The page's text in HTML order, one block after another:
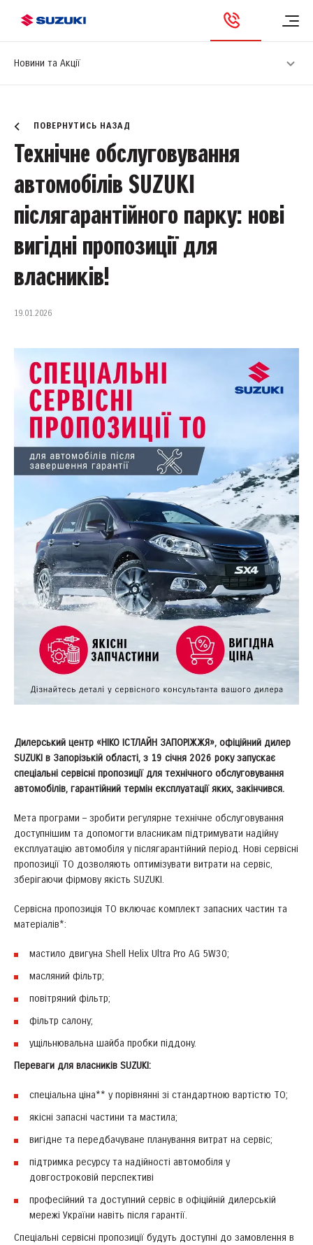
Новини та Акції
ПОВЕРНУТИСЬ НАЗАД
Технічне обслуговування
автомобілів SUZUKI
післягарантійного парку: нові
вигідні пропозиції для
власників!
19.01.2026
Дилерський центр «НІКО ІСТЛАЙН ЗАПОРІЖЖЯ», офіційний дилер
SUZUKI в Запорізькій області, з 19 січня 2026 року запускає
спеціальні сервісні пропозиції для технічного обслуговування
автомобілів, гарантійний термін експлуатації яких, закінчився.
Мета програми – зробити регулярне технічне обслуговування
доступнішим та допомогти власникам підтримувати надійну
експлуатацію автомобіля у післягарантійний період. Нові сервісні
пропозиції ТО дозволяють оптимізувати витрати на сервіс,
зберігаючи фірмову якість SUZUKI.
Сервісна пропозиція ТО включає комплект запасних частин та
матеріалів*:
мастило двигуна Shell Helix Ultra Pro AG 5W30;
масляний фільтр;
повітряний фільтр;
фільтр салону;
ущільнювальна шайба пробки піддону.
Переваги для власників SUZUKI:
спеціальна ціна** у порівнянні зі стандартною вартістю ТО;
якісні запасні частини та мастила;
вигідне та передбачуване планування витрат на сервіс;
підтримка ресурсу та надійності автомобіля у
довгостроковій перспективі
професійний та доступний сервіс в офіційній дилерській
мережі України навіть після гарантії.
Спеціальні сервісні пропозиції будуть доступні до замовлення в